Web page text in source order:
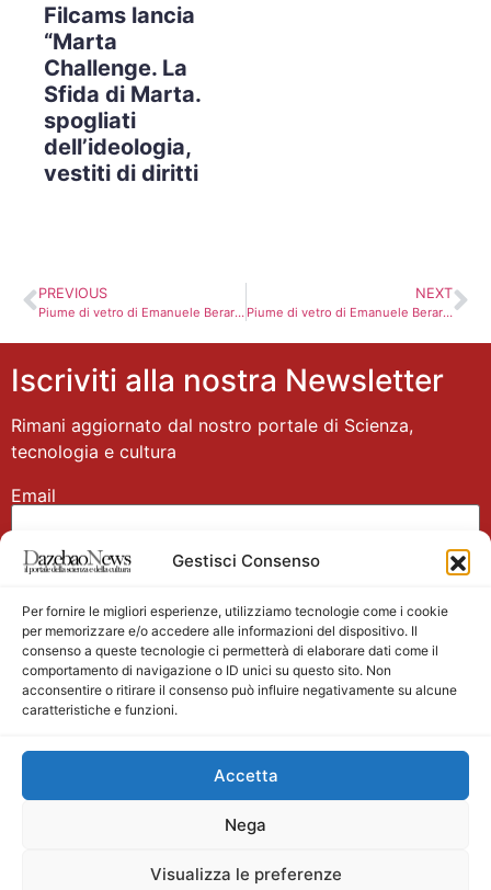
Gestisci Consenso
Per fornire le migliori esperienze, utilizziamo tecnologie come i cookie
per memorizzare e/o accedere alle informazioni del dispositivo. Il
consenso a queste tecnologie ci permetterà di elaborare dati come il
comportamento di navigazione o ID unici su questo sito. Non
acconsentire o ritirare il consenso può influire negativamente su alcune
caratteristiche e funzioni.
Accetta
Nega
Visualizza le preferenze
Filcams lancia
“Marta
Challenge. La
Sfida di Marta.
spogliati
dell’ideologia,
vestiti di diritti
PREVIOUS
Piume di vetro di Emanuele Berardi
NEXT
Piume di vetro di Emanuele Berardi
Iscriviti alla nostra Newsletter
Rimani aggiornato dal nostro portale di Scienza,
tecnologia e cultura
Email
Nome
Main partner